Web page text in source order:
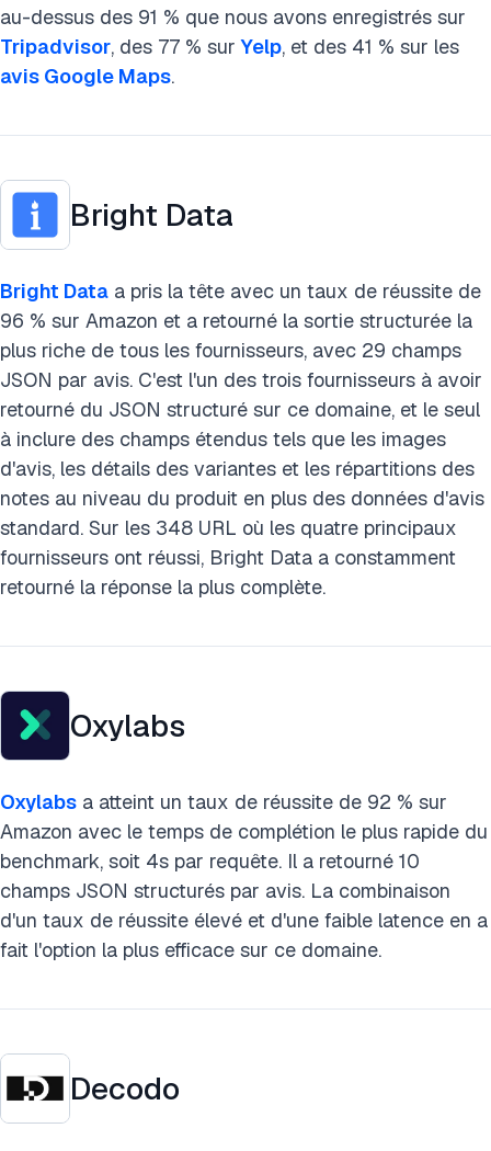
au-dessus des 91 % que nous avons enregistrés sur
Tripadvisor, des 77 % surYelp, et des 41 % sur les
avis Google Maps.
Bright Data
Bright Data a pris la tête avec un taux de réussite de
96 % sur Amazon et a retourné la sortie structurée la
plus riche de tous les fournisseurs, avec 29 champs
JSON par avis. C'est l'un des trois fournisseurs à avoir
retourné du JSON structuré sur ce domaine, et le seul
à inclure des champs étendus tels que les images
d'avis, les détails des variantes et les répartitions des
notes au niveau du produit en plus des données d'avis
standard. Sur les 348 URL où les quatre principaux
fournisseurs ont réussi, Bright Data a constamment
retourné la réponse la plus complète.
Oxylabs
Oxylabs a atteint un taux de réussite de 92 % sur
Amazon avec le temps de complétion le plus rapide du
benchmark, soit 4s par requête. Il a retourné 10
champs JSON structurés par avis. La combinaison
d'un taux de réussite élevé et d'une faible latence en a
fait l'option la plus efficace sur ce domaine.
Decodo